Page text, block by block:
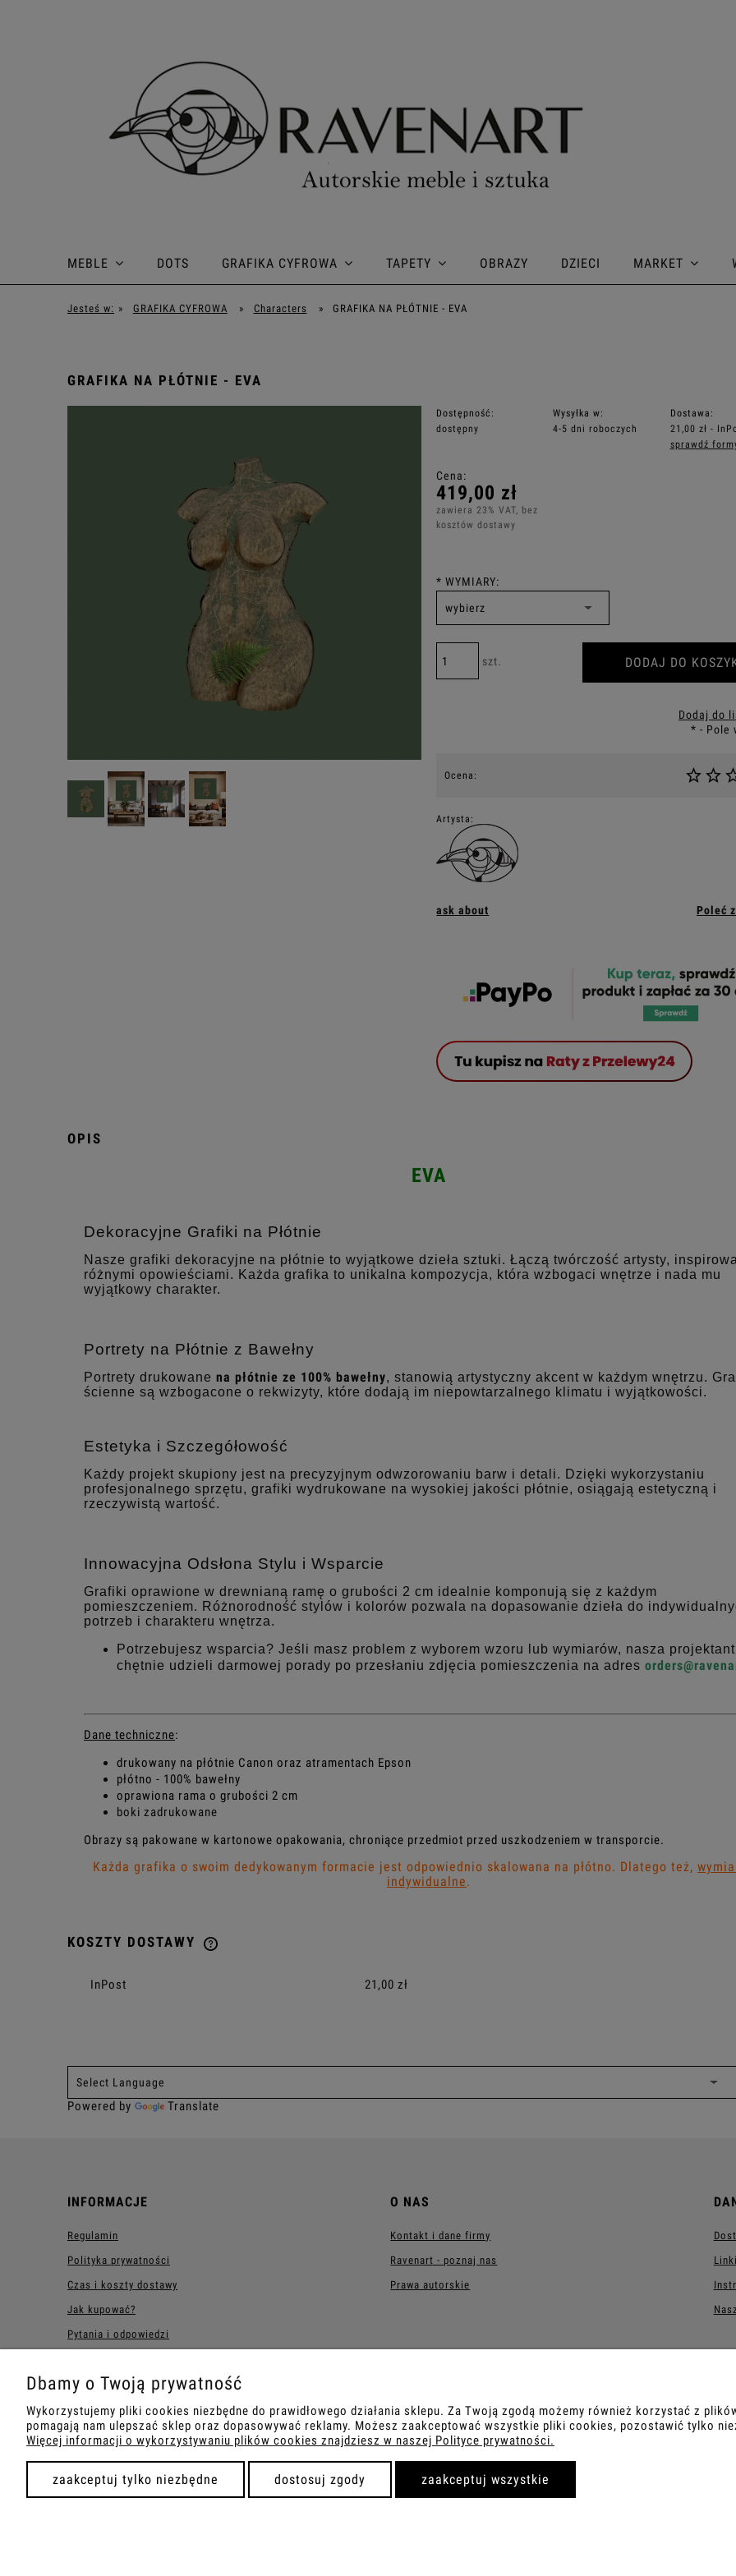
MEBLE DOTS GRAFIKA CYFROWA TAPETY OBRAZY DZIECI MARKET
Jesteś w: » GRAFIKA CYFROWA » Characters » GRAFIKA NA PŁÓTNIE - EVA
GRAFIKA NA PŁÓTNIE - EVA
Dostępność:
dostępny
Wysyłka w:
4-5 dni roboczych
Dostawa:
21,00 zł -
sprawdź
Cena:
419,00 zł
zawiera 23% VAT, bez
kosztów dostawy
* WYMIARY:
szt. DODAJ DO
Dodaj do
* - Pole
Ocena:
Artysta:
ask about Poleć
OPIS
EVA
Dekoracyjne Grafiki na Płótnie
Nasze grafiki dekoracyjne na płótnie to wyjątkowe dzieła sztuki. Łączą twórczość artysty,
różnymi opowieściami. Każda grafika to unikalna kompozycja, która wzbogaci wnętrze i nada mu
wyjątkowy charakter.
Portrety na Płótnie z Bawełny
Portrety drukowane na płótnie ze 100% bawełny, stanowią artystyczny akcent w każdym wnętrzu.
ścienne są wzbogacone o rekwizyty, które dodają im niepowtarzalnego klimatu i wyjątkowości.
Estetyka i Szczegółowość
Każdy projekt skupiony jest na precyzyjnym odwzorowaniu barw i detali. Dzięki wykorzystaniu
profesjonalnego sprzętu, grafiki wydrukowane na wysokiej jakości płótnie, osiągają estetyczną i
rzeczywistą wartość.
Innowacyjna Odsłona Stylu i Wsparcie
Grafiki oprawione w drewnianą ramę o grubości 2 cm idealnie komponują się z każdym
pomieszczeniem. Różnorodność stylów i kolorów pozwala na dopasowanie dzieła do
potrzeb i charakteru wnętrza.
Potrzebujesz wsparcia? Jeśli masz problem z wyborem wzoru lub wymiarów, nasza
chętnie udzieli darmowej porady po przesłaniu zdjęcia pomieszczenia na adres
Dane techniczne:
drukowany na płótnie Canon oraz atramentach Epson
płótno - 100% bawełny
oprawiona rama o grubości 2 cm
boki zadrukowane
Obrazy są pakowane w kartonowe opakowania, chroniące przedmiot przed uszkodzeniem w transporcie.
Każda grafika o swoim dedykowanym formacie jest odpowiednio skalowana na płótno. Dlatego też,
indywidualne.
KOSZTY DOSTAWY
CENA NIE ZAWIERA EWENTUALNYCH
InPost 21,00 zł
Powered by Translate
INFORMACJE
Regulamin
Polityka prywatności
Czas i koszty dostawy
Jak kupować?
Pytania i odpowiedzi
O NAS
Kontakt i dane firmy
Ravenart - poznaj nas
Prawa autorskie
Linki
Sklep internetowy Shoper.pl
Dbamy o Twoją prywatność
Wykorzystujemy pliki cookies niezbędne do prawidłowego działania sklepu. Za Twoją zgodą możemy również korzystać z
pomagają nam ulepszać sklep oraz dopasowywać reklamy. Możesz zaakceptować wszystkie pliki cookies, pozostawić tylko
Więcej informacji o wykorzystywaniu plików cookies znajdziesz w naszej Polityce prywatności.
zaakceptuj tylko niezbędne dostosuj zgody zaakceptuj wszystkie